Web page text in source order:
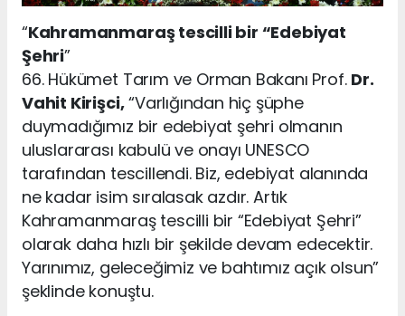
“Kahramanmaraş tescilli bir “Edebiyat
Şehri”
66. Hükümet Tarım ve Orman Bakanı Prof. Dr.
Vahit Kirişci,“Varlığından hiç şüphe
duymadığımız bir edebiyat şehri olmanın
uluslararası kabulü ve onayı UNESCO
tarafından tescillendi. Biz, edebiyat alanında
ne kadar isim sıralasak azdır. Artık
Kahramanmaraş tescilli bir “Edebiyat Şehri”
olarak daha hızlı bir şekilde devam edecektir.
Yarınımız, geleceğimiz ve bahtımız açık olsun”
şeklinde konuştu.